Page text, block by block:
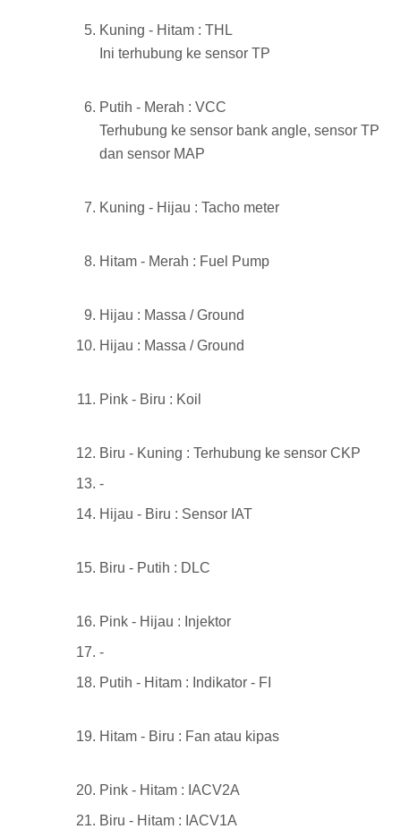
Kuning - Hitam : THL
Ini terhubung ke sensor TP
Putih - Merah : VCC
Terhubung ke sensor bank angle, sensor TP
dan sensor MAP
Kuning - Hijau : Tacho meter
Hitam - Merah : Fuel Pump
Hijau : Massa / Ground
Hijau : Massa / Ground
Pink - Biru : Koil
Biru - Kuning : Terhubung ke sensor CKP
-
Hijau - Biru : Sensor IAT
Biru - Putih : DLC
Pink - Hijau : Injektor
-
Putih - Hitam : Indikator - FI
Hitam - Biru : Fan atau kipas
Pink - Hitam : IACV2A
Biru - Hitam : IACV1A